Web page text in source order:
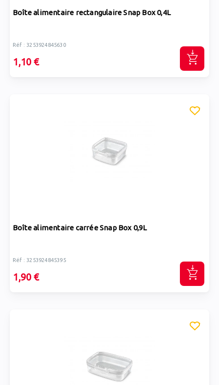
Boîte alimentaire rectangulaire Snap Box 0,4L
Réf : 3253924845630
1,10 €
Boîte alimentaire carrée Snap Box 0,9L
Réf : 3253924845395
1,90 €